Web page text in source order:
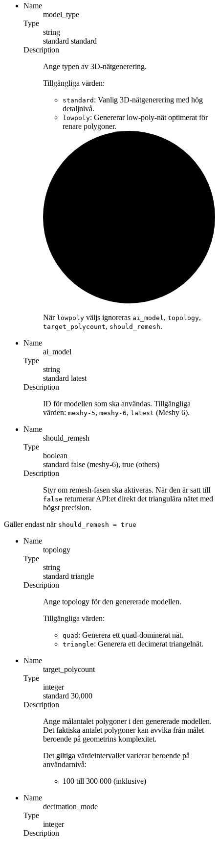
Name
model_type
Type
string
standard standard
Description
Ange typen av 3D-nätgenerering.
Tillgängliga värden:
standard : Vanlig 3D-nätgenerering med hög
detaljnivå.
lowpoly: Genererar low-poly-nät optimerat för
renare polygoner.
När lowpoly väljs ignoreras ai_model, topology,
target_polycount, should_remesh.
Name
ai_model
Type
string
standard latest
Description
ID för modellen som ska användas. Tillgängliga
värden: meshy-5, meshy-6, latest (Meshy 6).
Name
should_remesh
Type
boolean
standard false (meshy-6), true (others)
Description
Styr om remesh-fasen ska aktiveras. När den är satt till
false returnerar API:et direkt det triangulära nätet med
högst precision.
Gäller endast när should_remesh = true
Name
topology
Type
string
standard triangle
Description
Ange topology för den genererade modellen.
Tillgängliga värden:
quad : Generera ett quad-dominerat nät.
triangle: Generera ett decimerat triangelnät.
Name
target_polycount
Type
integer
standard 30,000
Description
Ange målantalet polygoner i den genererade modellen.
Det faktiska antalet polygoner kan avvika från målet
beroende på geometrins komplexitet.
Det giltiga värdeintervallet varierar beroende på
användarnivå:
100 till 300 000 (inklusive)
Name
decimation_mode
Type
integer
Description